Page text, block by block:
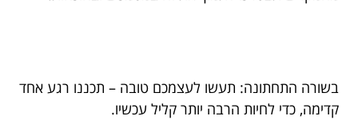
בשורה התחתונה: תעשו לעצמכם טובה – תכננו רגע אחד
קדימה, כדי לחיות הרבה יותר קליל עכשיו.